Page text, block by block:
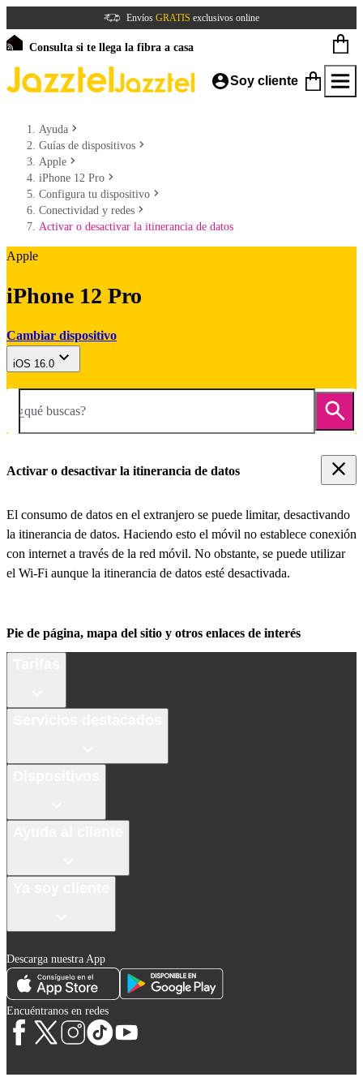
Envíos GRATIS exclusivos online
Consulta si te llega la fibra a casa
Soy cliente
Ayuda
Guías de dispositivos
Apple
iPhone 12 Pro
Configura tu dispositivo
Conectividad y redes
Activar o desactivar la itinerancia de datos
Apple
iPhone 12 Pro
Cambiar dispositivo
iOS 16.0
¿qué buscas?
Activar o desactivar la itinerancia de datos
El consumo de datos en el extranjero se puede limitar, desactivando
la itinerancia de datos. Haciendo esto el móvil no establece conexión
con internet a través de la red móvil. No obstante, se puede utilizar
el Wi-Fi aunque la itinerancia de datos esté desactivada.
Pie de página, mapa del sitio y otros enlaces de interés
Descarga nuestra App
Encuéntranos en redes